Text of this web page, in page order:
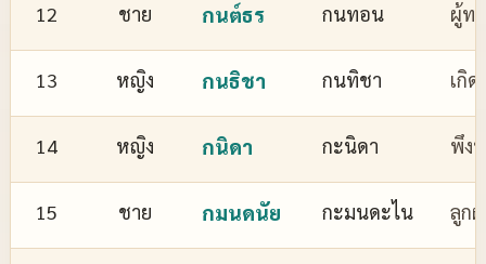
12 ชาย กนต์ธร กนทอน ผู้ท
13 หญิง กนธิชา กนทิชา เกิด
14 หญิง กนิดา กะนิดา พึง
15 ชาย กมนดนัย กะมนดะไน ลูก